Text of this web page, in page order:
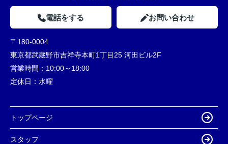
電話をする お問い合わせ
〒180-0004
東京都武蔵野市吉祥寺本町1丁目25 河田ビル2F
営業時間： 10:00～18:00
定休日： 水曜
トップページ
スタッフ